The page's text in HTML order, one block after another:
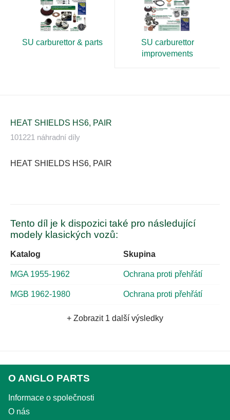
SU carburettor & parts
SU carburettor
improvements
HEAT SHIELDS HS6, PAIR
101221 náhradní díly
HEAT SHIELDS HS6, PAIR
Tento díl je k dispozici také pro následující
modely klasických vozů:
Katalog Skupina
MGA 1955-1962 Ochrana proti přehřátí
MGB 1962-1980 Ochrana proti přehřátí
+ Zobrazit 1 další výsledky
O ANGLO PARTS
Informace o společnosti
O nás